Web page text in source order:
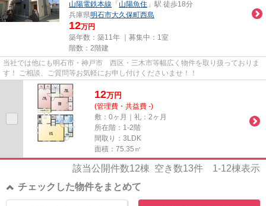
山陽電鉄本線 「 山陽魚住 」駅 徒歩18分
兵庫県明石市大久保町西島
12万円
築年数：築11年 ｜募集中： 1室
階数：2階建
当社では他にも明石市・神戸市 西区・三木市等幅広く物件を取り扱っておりま
す！ ご相談、ご質問等お気軽にお申し付けくださいませ！！
12万円
(管理費・共益費 -)
敷：0ヶ月｜礼：2ヶ月
所在階：1-2階
間取り：3LDK
面積：75.35㎡
該当公開件数12棟 空き数13件 1-12棟表示
チェックした物件をまとめて